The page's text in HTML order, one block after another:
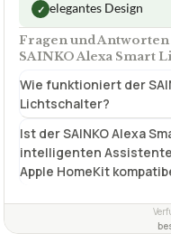
✓ elegantes Design
Fragen und
SAINKO Alexa Smart
Wie funktioniert der
Lichtschalter?
Ist der SAINKO Alexa
intelligenten
Apple HomeKit